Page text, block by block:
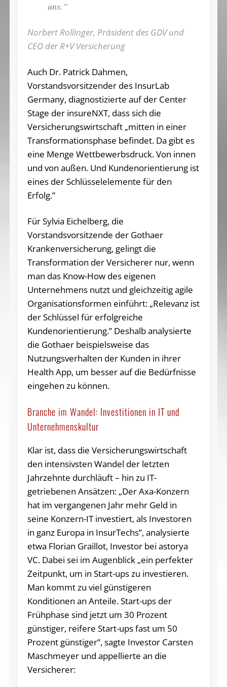
uns.“
Norbert Rollinger, Präsident des GDV und
CEO der R+V Versicherung
Auch Dr. Patrick Dahmen,
Vorstandsvorsitzender des InsurLab
Germany, diagnostizierte auf der Center
Stage der insureNXT, dass sich die
Versicherungswirtschaft „mitten in einer
Transformationsphase befindet. Da gibt es
eine Menge Wettbewerbsdruck. Von innen
und von außen. Und Kundenorientierung ist
eines der Schlüsselelemente für den
Erfolg.”
Für Sylvia Eichelberg, die
Vorstandsvorsitzende der Gothaer
Krankenversicherung, gelingt die
Transformation der Versicherer nur, wenn
man das Know-How des eigenen
Unternehmens nutzt und gleichzeitig agile
Organisationsformen einführt: „Relevanz ist
der Schlüssel für erfolgreiche
Kundenorientierung.” Deshalb analysierte
die Gothaer beispielsweise das
Nutzungsverhalten der Kunden in ihrer
Health App, um besser auf die Bedürfnisse
eingehen zu können.
Branche im Wandel: Investitionen in IT und
Unternehmenskultur
Klar ist, dass die Versicherungswirtschaft
den intensivsten Wandel der letzten
Jahrzehnte durchläuft – hin zu IT-
getriebenen Ansätzen: „Der Axa-Konzern
hat im vergangenen Jahr mehr Geld in
seine Konzern-IT investiert, als Investoren
in ganz Europa in InsurTechs”, analysierte
etwa Florian Graillot, Investor bei astorya
VC. Dabei sei im Augenblick „ein perfekter
Zeitpunkt, um in Start-ups zu investieren.
Man kommt zu viel günstigeren
Konditionen an Anteile. Start-ups der
Frühphase sind jetzt um 30 Prozent
günstiger, reifere Start-ups fast um 50
Prozent günstiger”, sagte Investor Carsten
Maschmeyer und appellierte an die
Versicherer: